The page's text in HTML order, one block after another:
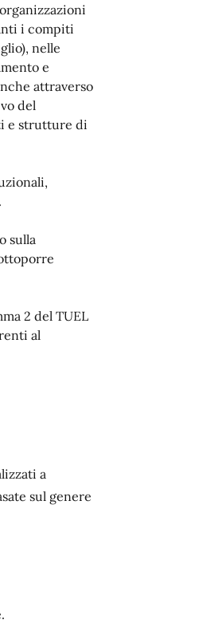
i compiti
nelle
e
attraverso
del
e strutture di
sulla
2 del TUEL
al
a
sul genere